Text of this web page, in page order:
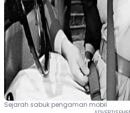
Sejarah sabuk pengaman mobil